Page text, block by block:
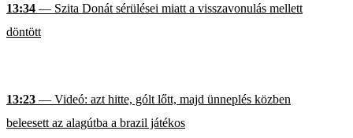
13:34 — Szita Donát sérülései miatt a visszavonulás mellett
döntött
13:23 — Videó: azt hitte, gólt lőtt, majd ünneplés közben
beleesett az alagútba a brazil játékos